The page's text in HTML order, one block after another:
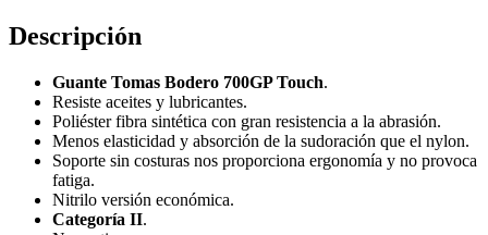
Descripción
Guante Tomas Bodero 700GP Touch.
Resiste aceites y lubricantes.
Poliéster fibra sintética con gran resistencia a la abrasión.
Menos elasticidad y absorción de la sudoración que el nylon.
Soporte sin costuras nos proporciona ergonomía y no provoca
fatiga.
Nitrilo versión económica.
Categoría II.